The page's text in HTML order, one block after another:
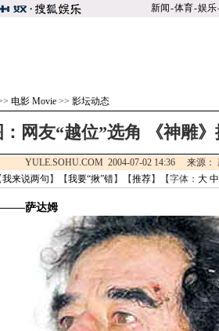
新闻-体育-娱乐
电影 Movie >> 影坛动态
网友“越位”选角 《神雕
YULE.SOHU.COM 2004-07-02 14:36 来源：
我来说两句 】【我要“揪”错】【推荐】【字体： 大 中
萨达姆